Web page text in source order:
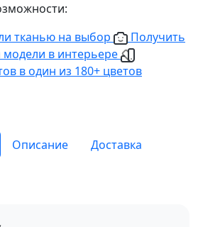
тканью на выбор
Получить
в интерьере
в один из 180+ цветов
Описание
Доставка